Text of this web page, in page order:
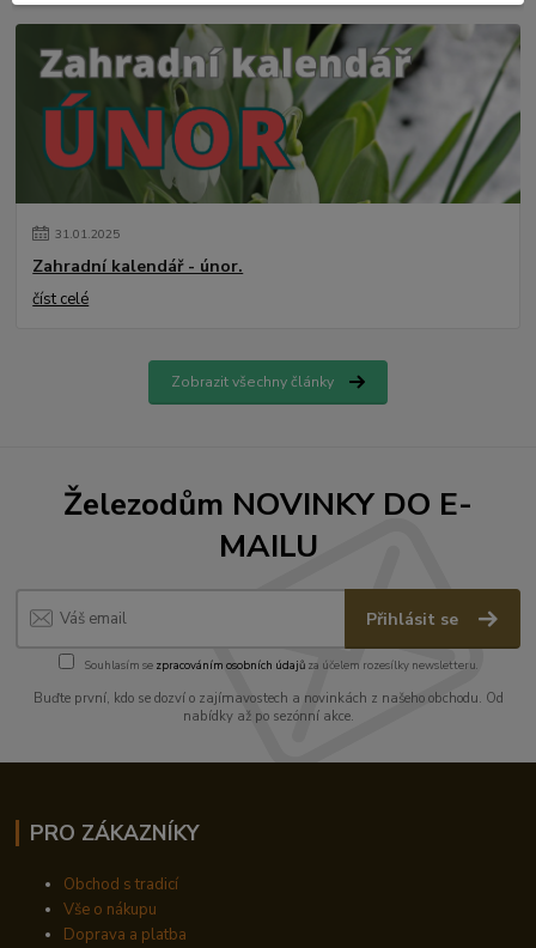
31.01.2025
Zahradní kalendář - únor.
číst celé
Zobrazit všechny články
Železodům NOVINKY DO E-
MAILU
Přihlásit se
Souhlasím se zpracováním osobních údajůza účelem rozesílky newsletteru.
Buďte první, kdo se dozví o zajímavostech a novinkách z našeho obchodu. Od
nabídky až po sezónní akce.
PRO ZÁKAZNÍKY
Obchod s tradicí
Vše o nákupu
Doprava a platba